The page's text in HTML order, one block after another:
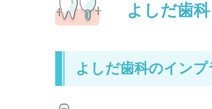
よしだ歯科
よしだ歯科のイン